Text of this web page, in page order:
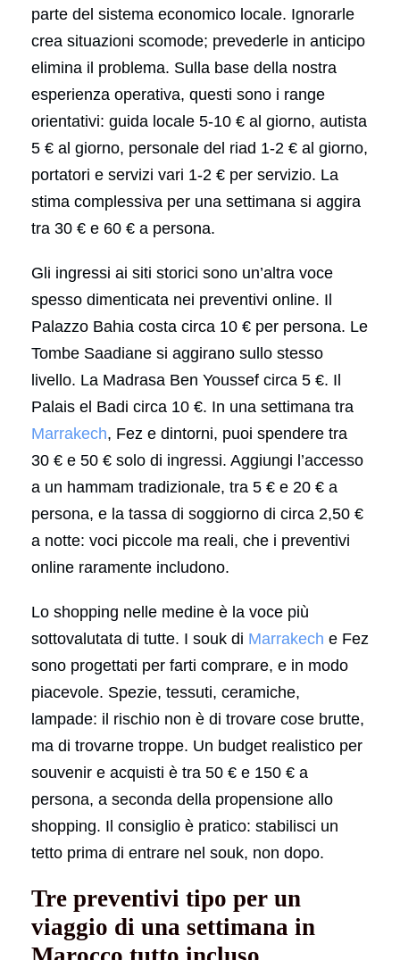
parte del sistema economico locale. Ignorarle
crea situazioni scomode; prevederle in anticipo
elimina il problema. Sulla base della nostra
esperienza operativa, questi sono i range
orientativi: guida locale 5-10 € al giorno, autista
5 € al giorno, personale del riad 1-2 € al giorno,
portatori e servizi vari 1-2 € per servizio. La
stima complessiva per una settimana si aggira
tra 30 € e 60 € a persona.
Gli ingressi ai siti storici sono un’altra voce
spesso dimenticata nei preventivi online. Il
Palazzo Bahia costa circa 10 € per persona. Le
Tombe Saadiane si aggirano sullo stesso
livello. La Madrasa Ben Youssef circa 5 €. Il
Palais el Badi circa 10 €. In una settimana tra
Marrakech, Fez e dintorni, puoi spendere tra
30 € e 50 € solo di ingressi. Aggiungi l’accesso
a un hammam tradizionale, tra 5 € e 20 € a
persona, e la tassa di soggiorno di circa 2,50 €
a notte: voci piccole ma reali, che i preventivi
online raramente includono.
Lo shopping nelle medine è la voce più
sottovalutata di tutte. I souk di Marrakech e Fez
sono progettati per farti comprare, e in modo
piacevole. Spezie, tessuti, ceramiche,
lampade: il rischio non è di trovare cose brutte,
ma di trovarne troppe. Un budget realistico per
souvenir e acquisti è tra 50 € e 150 € a
persona, a seconda della propensione allo
shopping. Il consiglio è pratico: stabilisci un
tetto prima di entrare nel souk, non dopo.
Tre preventivi tipo per un
viaggio di una settimana in